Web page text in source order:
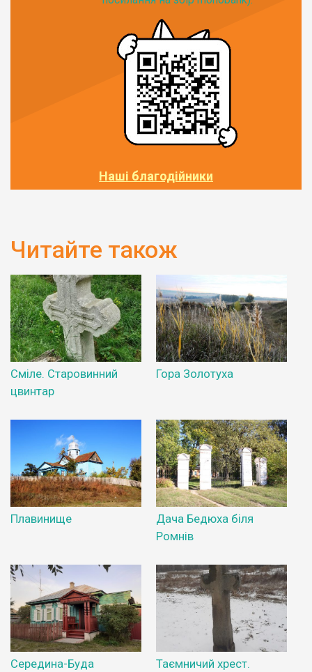
Наші благодійники
Читайте також
Сміле. Старовинний
цвинтар
Гора Золотуха
Плавинище
Дача Бедюха біля
Ромнів
Середина-Буда
Таємничий хрест.